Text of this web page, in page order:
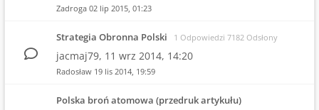
Zadroga 02 lip 2015, 01:23
Strategia Obronna Polski 1 Odpowiedzi 7182 Odsłony
jacmaj79, 11 wrz 2014, 14:20
Radosław 19 lis 2014, 19:59
Polska broń atomowa (przedruk artykułu)